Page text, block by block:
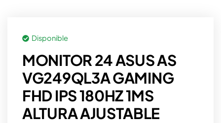
Disponible
MONITOR 24 ASUS AS
VG249QL3A GAMING
FHD IPS 180HZ 1MS
ALTURA AJUSTABLE